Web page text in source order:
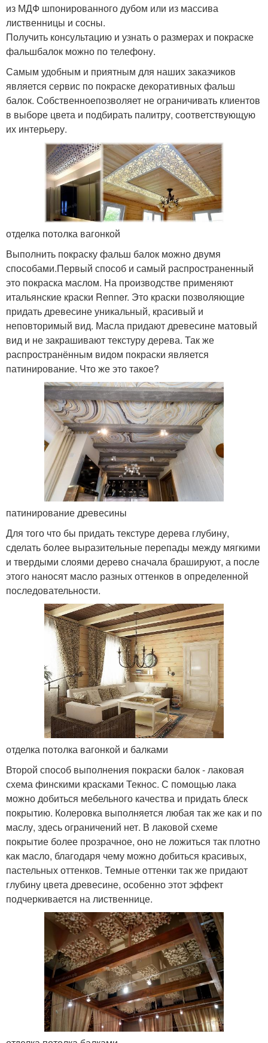
из МДФ шпонированного дубом или из массива
лиственницы и сосны.
Получить консультацию и узнать о размерах и покраске
фальшбалок можно по телефону.
Самым удобным и приятным для наших заказчиков
является сервис по покраске декоративных фальш
балок. Собственноепозволяет не ограничивать клиентов
в выборе цвета и подбирать палитру, соответствующую
их интерьеру.
отделка потолка вагонкой
Выполнить покраску фальш балок можно двумя
способами.Первый способ и самый распространенный
это покраска маслом. На производстве применяют
итальянские краски Renner. Это краски позволяющие
придать древесине уникальный, красивый и
неповторимый вид. Масла придают древесине матовый
вид и не закрашивают текстуру дерева. Так же
распространённым видом покраски является
патинирование. Что же это такое?
патинирование древесины
Для того что бы придать текстуре дерева глубину,
сделать более выразительные перепады между мягкими
и твердыми слоями дерево сначала брашируют, а после
этого наносят масло разных оттенков в определенной
последовательности.
отделка потолка вагонкой и балками
Второй способ выполнения покраски балок - лаковая
схема финскими красками Текнос. С помощью лака
можно добиться мебельного качества и придать блеск
покрытию. Колеровка выполняется любая так же как и по
маслу, здесь ограничений нет. В лаковой схеме
покрытие более прозрачное, оно не ложиться так плотно
как масло, благодаря чему можно добиться красивых,
пастельных оттенков. Темные оттенки так же придают
глубину цвета древесине, особенно этот эффект
подчеркивается на лиственнице.